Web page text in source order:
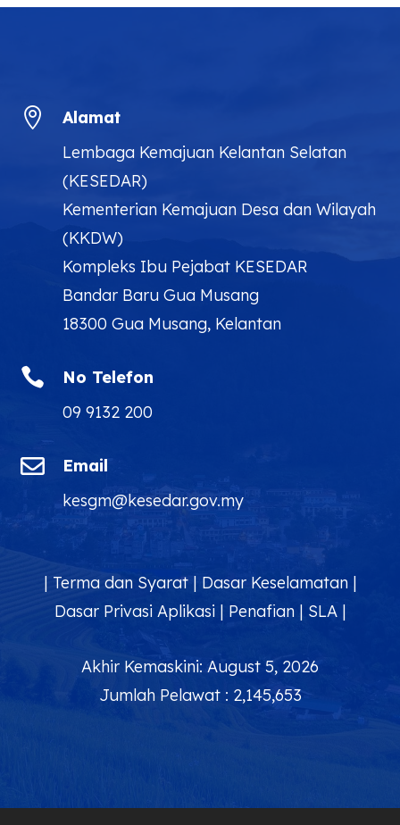

Alamat
Lembaga Kemajuan Kelantan Selatan
(KESEDAR)
Kementerian Kemajuan Desa dan Wilayah
(KKDW)
Kompleks Ibu Pejabat KESEDAR
Bandar Baru Gua Musang
18300 Gua Musang, Kelantan

No Telefon
09 9132 200

Email
kesgm@kesedar.gov.my
| Terma dan Syarat| Dasar Keselamatan|
Dasar Privasi Aplikasi| Penafian| SLA|
Akhir Kemaskini: August 5, 2026
Jumlah Pelawat : 2,145,653